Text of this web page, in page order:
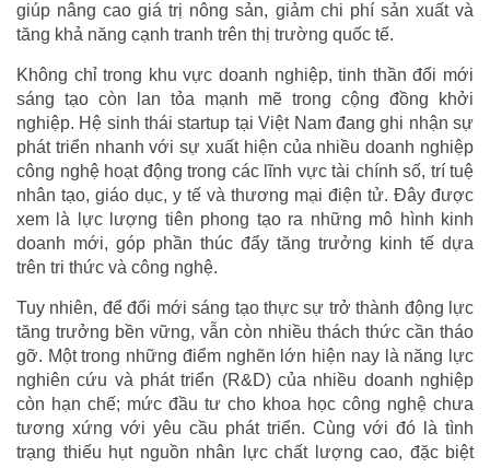
giúp nâng cao giá trị nông sản, giảm chi phí sản xuất và
tăng khả năng cạnh tranh trên thị trường quốc tế.
Không chỉ trong khu vực doanh nghiệp, tinh thần đổi mới
sáng tạo còn lan tỏa mạnh mẽ trong cộng đồng khởi
nghiệp. Hệ sinh thái startup tại Việt Nam đang ghi nhận sự
phát triển nhanh với sự xuất hiện của nhiều doanh nghiệp
công nghệ hoạt động trong các lĩnh vực tài chính số, trí tuệ
nhân tạo, giáo dục, y tế và thương mại điện tử. Đây được
xem là lực lượng tiên phong tạo ra những mô hình kinh
doanh mới, góp phần thúc đẩy tăng trưởng kinh tế dựa
trên tri thức và công nghệ.
Tuy nhiên, để đổi mới sáng tạo thực sự trở thành động lực
tăng trưởng bền vững, vẫn còn nhiều thách thức cần tháo
gỡ. Một trong những điểm nghẽn lớn hiện nay là năng lực
nghiên cứu và phát triển (R&D) của nhiều doanh nghiệp
còn hạn chế; mức đầu tư cho khoa học công nghệ chưa
tương xứng với yêu cầu phát triển. Cùng với đó là tình
trạng thiếu hụt nguồn nhân lực chất lượng cao, đặc biệt